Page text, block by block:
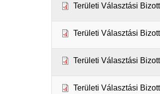
Területi Választási
Területi Választási
Területi Választási
Területi Választási